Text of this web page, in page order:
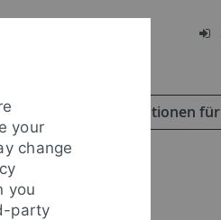
Informationen für
your
change
you
party